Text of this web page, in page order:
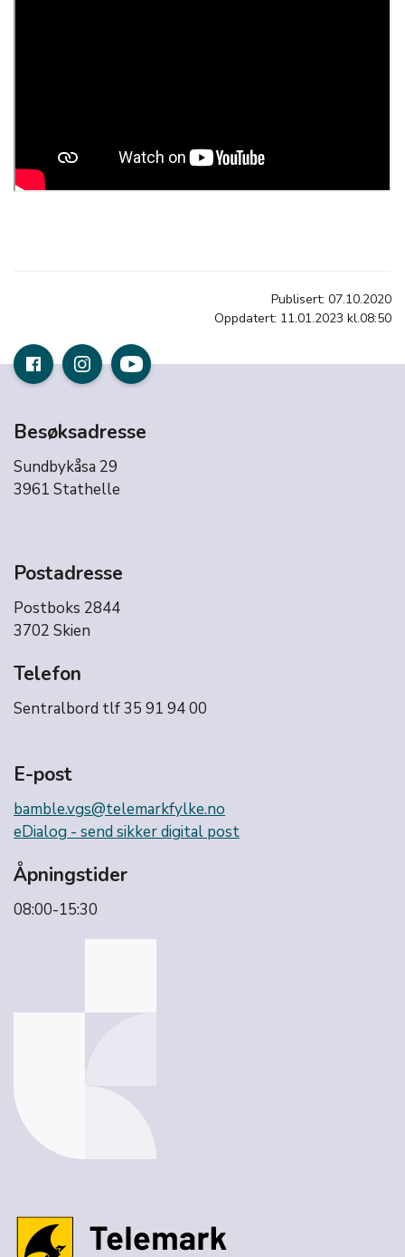
Publisert: 07.10.2020
Oppdatert: 11.01.2023 kl.08:50
Besøksadresse
Sundbykåsa 29
3961 Stathelle
Postadresse
Postboks 2844
3702 Skien
Telefon
Sentralbord tlf 35 91 94 00
E-post
bamble.vgs@telemarkfylke.no
eDialog - send sikker digital post
Åpningstider
08:00-15:30